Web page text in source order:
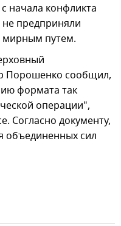
начала конфликта
не предприняли
мирным путем.
Порошенко сообщил,
формата так
операции",
Согласно документу,
объединенных сил